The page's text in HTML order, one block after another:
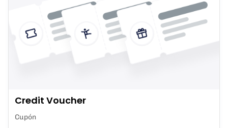
Credit Voucher
Cupón